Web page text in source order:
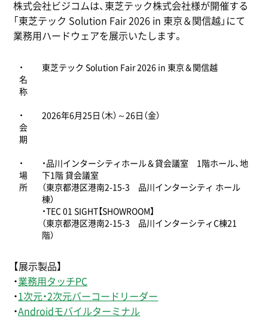
株式会社ビジコムは、東芝テック株式会社様が開催する
「東芝テック Solution Fair 2026 in 東京＆関信越」にて
業務用ハードウェアを展示いたします。
・
名
称
東芝テック Solution Fair 2026 in 東京＆関信越
・
会
期
2026年6月25日（木）～26日（金）
・
場
所
・品川インターシティホール＆貸会議室 1階ホール、地
下1階 貸会議室
（東京都港区港南2-15-3 品川インターシティ ホール
棟）
・TEC 01 SIGHT【SHOWROOM】
（東京都港区港南2-15-3 品川インターシティC棟21
階）
【展示製品】
・業務用タッチPC
・ 1次元・2次元バーコードリーダー
・Androidモバイルターミナル